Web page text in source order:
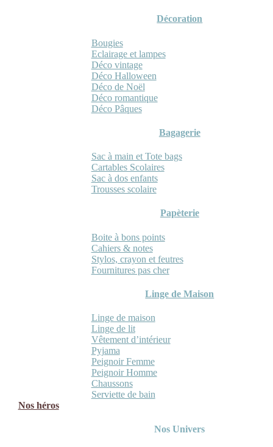
Décoration
Bougies
Eclairage et lampes
Déco vintage
Déco Halloween
Déco de Noël
Déco romantique
Déco Pâques
Bagagerie
Sac à main et Tote bags
Cartables Scolaires
Sac à dos enfants
Trousses scolaire
Papèterie
Boite à bons points
Cahiers & notes
Stylos, crayon et feutres
Fournitures pas cher
Linge de Maison
Linge de maison
Linge de lit
Vêtement d’intérieur
Pyjama
Peignoir Femme
Peignoir Homme
Chaussons
Serviette de bain
Nos héros
Nos Univers